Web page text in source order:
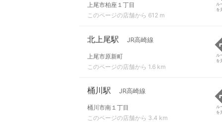
上尾市柏座１丁目
このページの店舗から 612 m
ル
を
北上尾駅 JR高崎線
上尾市原新町
このページの店舗から 1.6 km
ル
を
桶川駅 JR高崎線
桶川市南１丁目
このページの店舗から 3.4 km
ル
を